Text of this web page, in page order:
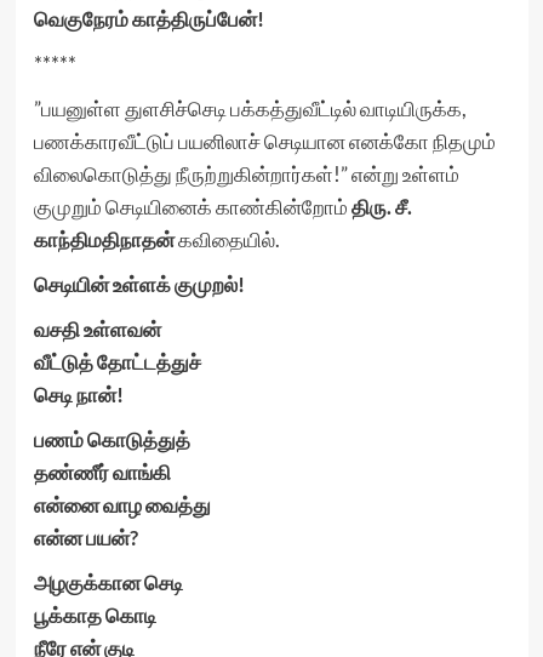
வெகுநேரம் காத்திருப்பேன்!
*****
”பயனுள்ள துளசிச்செடி பக்கத்துவீட்டில் வாடியிருக்க,
பணக்காரவீட்டுப் பயனிலாச் செடியான எனக்கோ நிதமும்
விலைகொடுத்து நீருற்றுகின்றார்கள்!” என்று உள்ளம்
குமுறும் செடியினைக் காண்கின்றோம்திரு. சீ.
காந்திமதிநாதன்கவிதையில்.
செடியின் உள்ளக் குமுறல்!
வசதி உள்ளவன்
வீட்டுத் தோட்டத்துச்
செடி நான்!
பணம் கொடுத்துத்
தண்ணீர் வாங்கி
என்னை வாழ வைத்து
என்ன பயன்?
அழகுக்கான செடி
பூக்காத கொடி
நீரே என் குடி